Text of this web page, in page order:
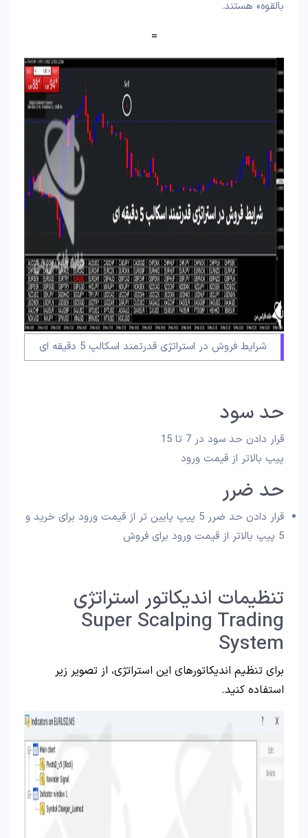
بالقوه» هستند.
=
شرایط فروش در استراتژی قدرتمند اسکالپ 5 دقیقه ای
حد سود
قرار دادن حد سود در 7 تا 15
پیپ بالاتر از قیمت ورود
حد ضرر
قرار دادن حد ضرر 5 پیپ پایین تر از قیمت ورود برای خرید و
5 پیپ بالاتر از قیمت ورود برای فروش
تنظیمات اندیکاتور استراتژی
Super Scalping Trading
System
برای تنظیم اندیکاتورهای این استراتژی، از تصویر زیر
استفاده کنید.